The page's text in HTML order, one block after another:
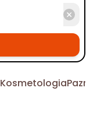
Kosmetologia